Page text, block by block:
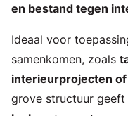
en bestand tegen
Ideaal voor
samenkomen, zoals
interieurprojecten
grove structuur geeft